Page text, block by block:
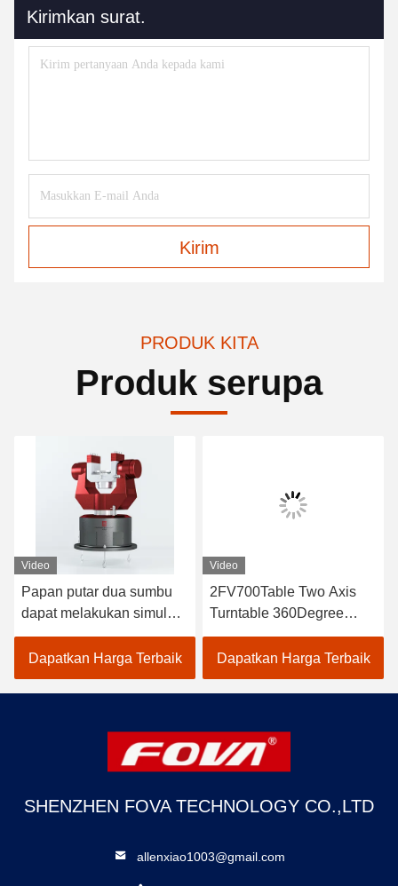
Kirimkan surat.
Kirim
PRODUK KITA
Produk serupa
Video
Papan putar dua sumbu
dapat melakukan simulasi
gerak, servo, getaran
sudut, dan pengujian
gerak dinamis simulasi
dalam dua arah
100lb 60kg Kapasitas
Rotating Positioner
Dapatkan Harga Terbaik
Video
2FV700Table Two Axis
Turntable 360Degree
Rotation Range,The dual-
axis turntable dapat
melakukan simulasi
gerak, servo, getaran
gerak dinamis simulasi
dalam dua arah rotasi
Dapatkan Harga Terbaik
SHENZHEN FOVA TECHNOLOGY CO.,LTD
allenxiao1003@gmail.com